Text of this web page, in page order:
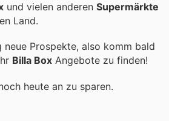
und vielen anderen Supermärkte
Land.
neue Prospekte, also komm bald
Billa Box Angebote zu finden!
heute an zu sparen.